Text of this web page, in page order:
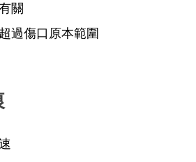
關
過傷口原本範圍